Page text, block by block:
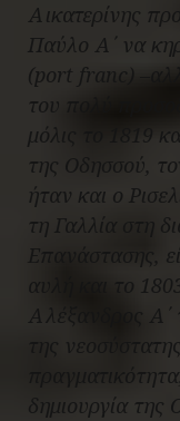
Αικατερίνης
Παύλο Α΄ να
(port franc)
του πολύ
μόλις το 1819
της Οδησσού,
ήταν και ο
τη Γαλλία στη
Επανάστασης,
αυλή και το
Αλέξανδρος Α΄
της
δημιουργία της